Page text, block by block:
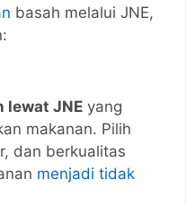
basah melalui JNE,
lewat JNE yang
makanan. Pilih
dan berkualitas
menjadi tidak